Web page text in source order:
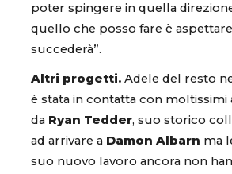
poter spingere in quella
quello che posso fare è
succederà”.
Altri progetti. Adele del resto
è stata in contatta con moltissimi
da Ryan Tedder, suo storico
ad arrivare a Damon Albarn ma
suo nuovo lavoro ancora non